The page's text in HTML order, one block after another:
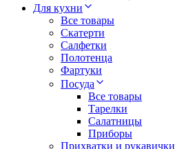
Для кухни
Все товары
Скатерти
Салфетки
Полотенца
Фартуки
Посуда
Все товары
Тарелки
Салатницы
Приборы
Прихватки и рукавички